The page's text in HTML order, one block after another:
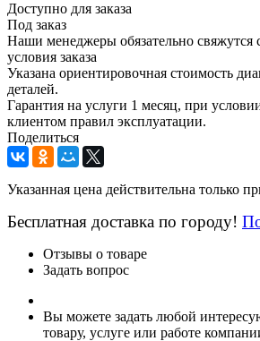
Доступно для заказа
Под заказ
Наши менеджеры обязательно свяжутся
условия заказа
Указана ориентировочная стоимость
деталей.
Гарантия на услуги 1 месяц, при
клиентом правил эксплуатации.
Поделиться
Указанная цена действительна только
Бесплатная доставка по городу!
Отзывы о товаре
Задать вопрос
Вы можете задать любой
товару, услуге или работе